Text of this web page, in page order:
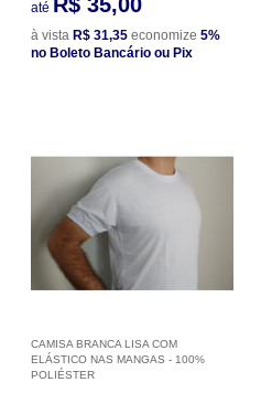
até
à vista R$ 31,35 economize 5%
no Boleto Bancário ou Pix
CAMISA BRANCA LISA COM
ELÁSTICO NAS MANGAS - 100%
POLIÉSTER